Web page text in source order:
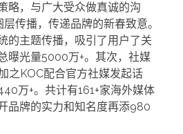
略，与广大受众做真诚的沟
传播，传递品牌的新春致意。
的主题传播，吸引了用户了关
曝光量5000万+。其次，社媒
之KOC配合官方社媒发起话
万+。共计有161+家海外媒体
品牌的实力和知名度再添980